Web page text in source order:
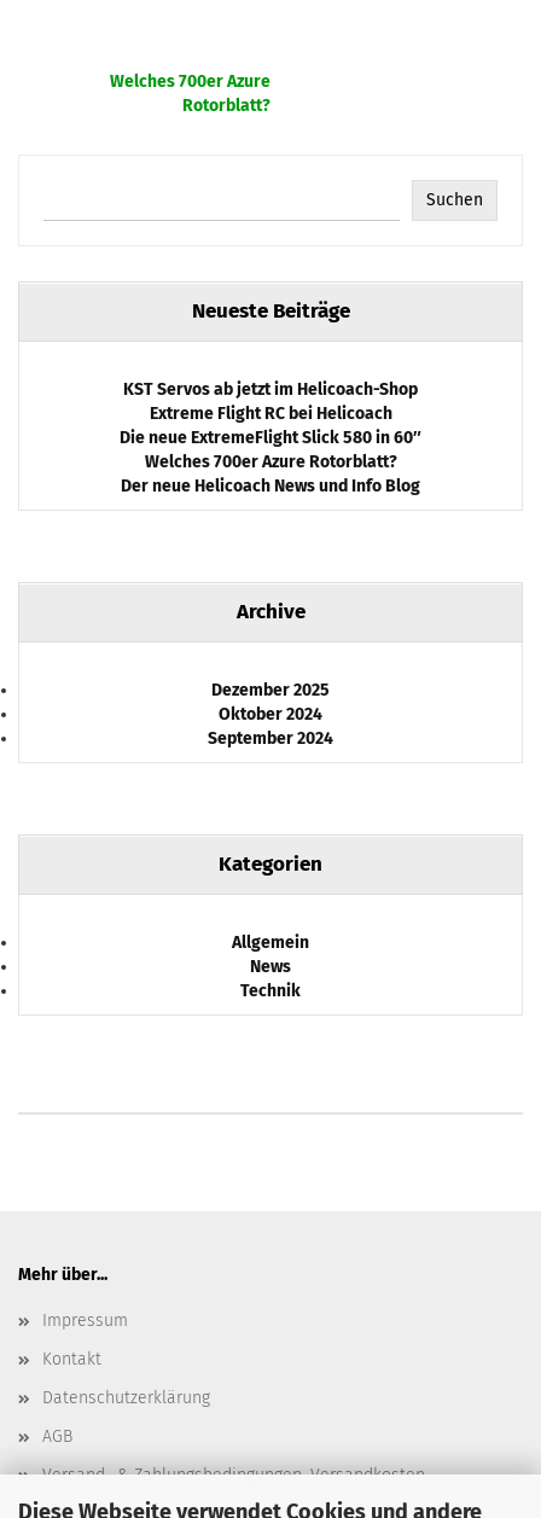
Diese Webseite verwendet Cookies und andere
Beitragsnavigation
Welches 700er Azure
Rotorblatt?
Suchen
Neueste Beiträge
KST Servos ab jetzt im Helicoach-Shop
Extreme Flight RC bei Helicoach
Die neue ExtremeFlight Slick 580 in 60″
Welches 700er Azure Rotorblatt?
Der neue Helicoach News und Info Blog
Archive
Dezember 2025
Oktober 2024
September 2024
Kategorien
Allgemein
News
Technik
Mehr über...
Impressum
Kontakt
Datenschutzerklärung
AGB
Versand- & Zahlungsbedingungen, Versandkosten